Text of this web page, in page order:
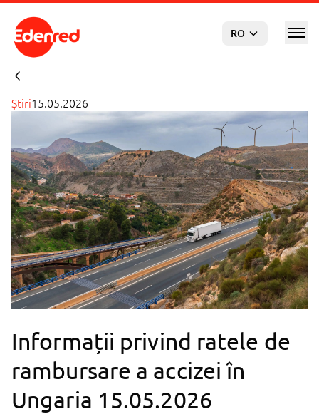
Sari la conținutul principal
RO
Știri15.05.2026
Informații privind ratele de
rambursare a accizei în
Ungaria 15.05.2026